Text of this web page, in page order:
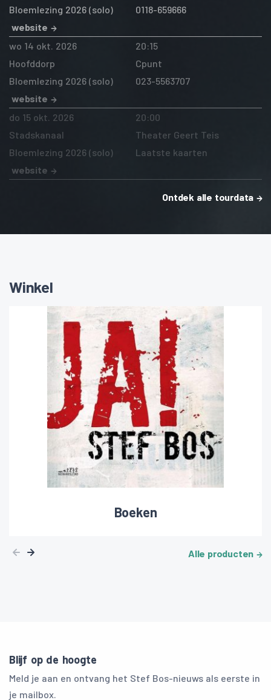
Bloemlezing 2026 (solo)
0118-659666
website
wo 14 okt. 2026
20:15
Hoofddorp
Cpunt
Bloemlezing 2026 (solo)
023-5563707
website
do 15 okt. 2026
20:00
Stadskanaal
Theater Geert Teis
Bloemlezing 2026 (solo)
Laatste kaarten
website
Ontdek alle tourdata
Winkel
Boeken
Alle producten
Blijf op de hoogte
Meld je aan en ontvang het Stef Bos-nieuws als eerste in
je mailbox.